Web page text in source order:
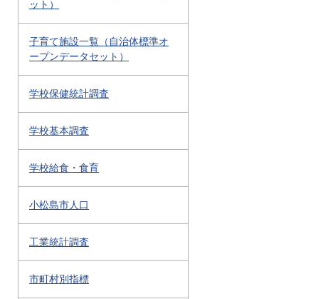
ット）
子育て施設一覧（自治体標準オ
ープンデータセット）
学校保健統計調査
学校基本調査
学校給食・食育
小松島市人口
工業統計調査
市町村別指標